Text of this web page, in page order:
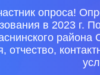
опроса!
в 2023 г.